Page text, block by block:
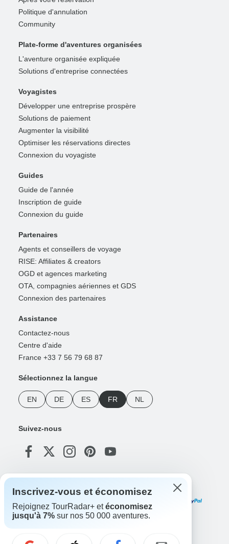
Politique d'annulation
Community
Plate-forme d'aventures organisées
L'aventure organisée expliquée
Solutions d'entreprise connectées
Voyagistes
Développer une entreprise prospère
Solutions de paiement
Augmenter la visibilité
Optimiser les réservations directes
Connexion du voyagiste
Guides
Guide de l'année
Inscription de guide
Connexion du guide
Partenaires
Agents et conseillers de voyage
RISE: Affiliates & creators
OGD et agences marketing
OTA, compagnies aériennes et GDS
Connexion des partenaires
Assistance
Contactez-nous
Centre d'aide
France +33 7 56 79 68 87
Sélectionnez la langue
EN DE ES FR NL
Suivez-nous
Inscrivez-vous et économisez
Rejoignez TourRadar+ etéconomisez
jusqu'à 7% sur nos 50 000 aventures.